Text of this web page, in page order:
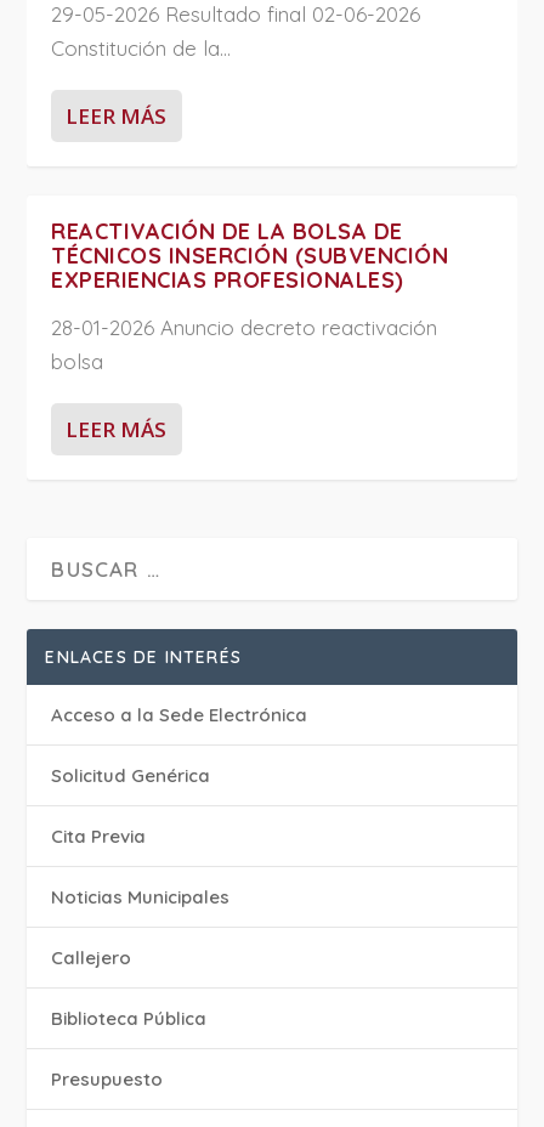
29-05-2026 Resultado final 02-06-2026
Constitución de la...
LEER MÁS
REACTIVACIÓN DE LA BOLSA DE
TÉCNICOS INSERCIÓN (SUBVENCIÓN
EXPERIENCIAS PROFESIONALES)
28-01-2026 Anuncio decreto reactivación
bolsa
LEER MÁS
ENLACES DE INTERÉS
Acceso a la Sede Electrónica
Solicitud Genérica
Cita Previa
‎Noticias Municipales
Callejero
Biblioteca Pública
Presupuesto